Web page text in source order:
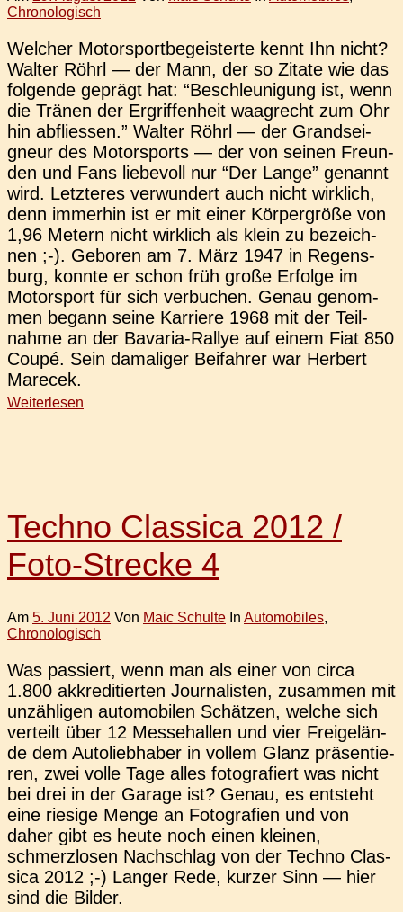
Chronologisch
Wel­cher Motor­sport­be­geis­ter­te kennt Ihn nicht?
Walter Röhrl — der Mann, der so Zitate wie das
fol­gen­de geprägt hat: “Beschleu­ni­gung ist, wenn
die Tränen der Ergrif­fen­heit waag­recht zum Ohr
hin abflies­sen.” Walter Röhrl — der Grand­sei­
gneur des Motor­sports — der von seinen Freun­
den und Fans lie­be­voll nur “Der Lange” genannt
wird. Letz­te­res ver­wun­dert auch nicht wirk­lich,
denn immer­hin ist er mit einer Kör­per­grö­ße von
1,96 Metern nicht wirk­lich als klein zu bezeich­
nen ;-). Gebo­ren am 7. März 1947 in Regens­
burg, konnte er schon früh große Erfol­ge im
Motor­sport für sich ver­bu­chen. Genau genom­
men begann seine Kar­rie­re 1968 mit der Teil­
nah­me an der Bava­ria-Rallye auf einem Fiat 850
Coupé. Sein dama­li­ger Bei­fah­rer war Her­bert
Marecek.
Weiterlesen
Techno Classica 2012 /
Foto-Strecke 4
Am 5. Juni 2012 Von Maic Schulte In Automobiles,
Chronologisch
Was pas­siert, wenn man als einer von circa
1.800 akkre­di­tier­ten Jour­na­lis­ten, zusam­men mit
unzäh­li­gen auto­mo­bi­len Schät­zen, welche sich
ver­teilt über 12 Mes­se­hal­len und vier Frei­ge­län­
de dem Auto­lieb­ha­ber in vollem Glanz prä­sen­tie­
ren, zwei volle Tage alles foto­gra­fiert was nicht
bei drei in der Garage ist? Genau, es ent­steht
eine rie­si­ge Menge an Foto­gra­fien und von
daher gibt es heute noch einen klei­nen,
schmerz­lo­sen Nach­schlag von der Techno Clas­
si­ca 2012 ;-) Langer Rede, kurzer Sinn — hier
sind die Bilder.